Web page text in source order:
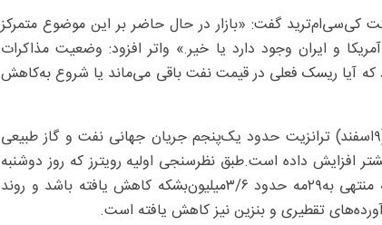
کی‌سی‌ام‌ترید گفت: «بازار در حال حاضر بر این موضوع متمرکز
و ایران وجود دارد یا خیر.» واتر افزود: وضعیت مذاکرات
که آیا ریسک فعلی در قیمت نفت باقی می‌ماند یا شروع به‌کاهش
از زمان آغاز تجاوز آمریکایی صهیونی به‌ایران در ۲۸فوریه(۹اسفند) ترانزیت حدود یک‌پنجم جریان جهانی نفت و گاز طبیعی
مختل شده و قیمت‌ها را ۵۰‌درصد یا بیشتر افزایش داده است.طبق نظرسنجی اولیه رویترز که روز دوشنبه
منتشر شد، انتظار می‌رود ذخایر نفت خام آمریکا در هفته منتهی به‌۲۹مه حدود ۶/‏‏۳‌میلیون‌بشکه کاهش یافته باشد و روند
تقطیری و بنزین نیز کاهش یافته است.